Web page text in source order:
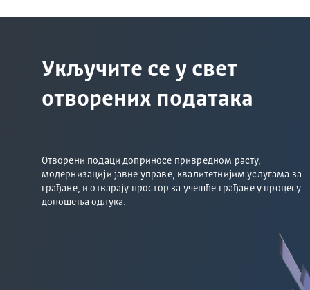
Укључите се у свет
отворених података
Отворени подаци доприносе привредном расту,
модернизацији јавне управе, квалитетнијим услугама за
грађане, и отварају простор за учешће грађане у процесу
доношења одлука.